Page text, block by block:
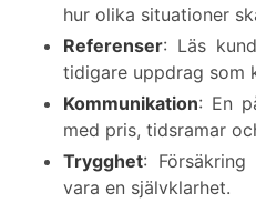
hur olika situationer
Referenser: Läs
tidigare uppdrag som
Kommunikation: En
med pris, tidsramar
Trygghet:
vara en självklarhet.